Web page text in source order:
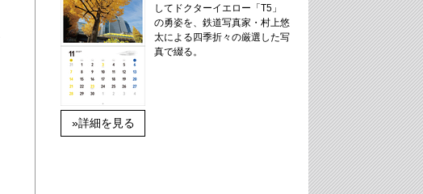
»詳細を見る
してドクターイエロー「T5」
の勇姿を、鉄道写真家・村上悠
太による四季折々の厳選した写
真で綴る。